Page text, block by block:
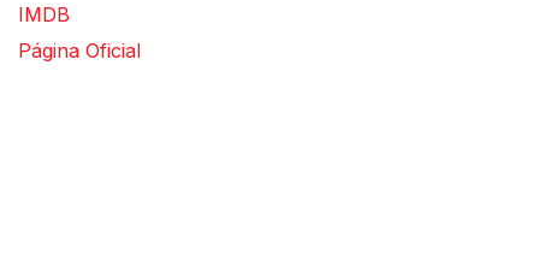
IMDB
Página Oficial